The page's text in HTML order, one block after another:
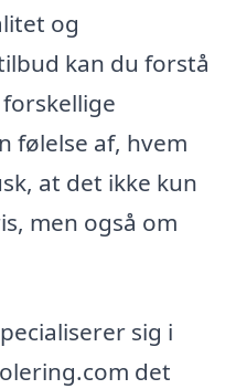
og
kan du forstå
følelse af, hvem
at det ikke kun
men også om
sig i
det